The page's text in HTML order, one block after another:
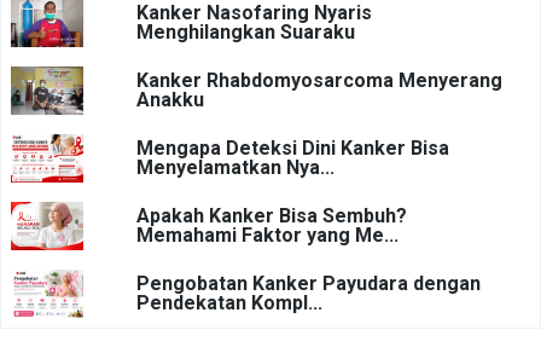
Kanker Nasofaring Nyaris
Menghilangkan Suaraku
Kanker Rhabdomyosarcoma Menyerang
Anakku
Mengapa Deteksi Dini Kanker Bisa
Menyelamatkan Nya...
Apakah Kanker Bisa Sembuh?
Memahami Faktor yang Me...
Pengobatan Kanker Payudara dengan
Pendekatan Kompl...